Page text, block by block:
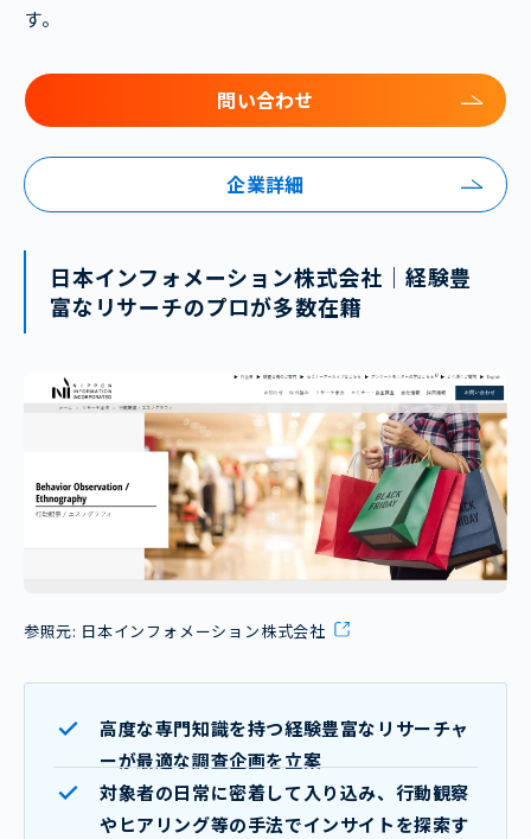
す。
問い合わせ
企業詳細
日本インフォメーション株式会社｜経験豊
富なリサーチのプロが多数在籍
参照元: 日本インフォメーション株式会社
高度な専門知識を持つ経験豊富なリサーチャ
ーが最適な調査企画を立案
対象者の日常に密着して入り込み、行動観察
やヒアリング等の手法でインサイトを探索す